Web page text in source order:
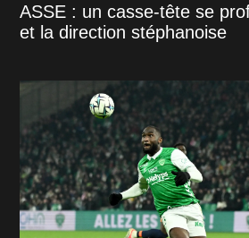
ASSE : un casse-tête se
et la direction stéphanoise